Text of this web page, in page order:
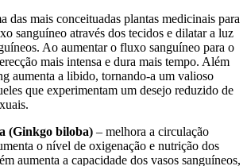
das mais conceituadas plantas medicinais para
sanguíneo através dos tecidos e dilatar a luz
Ao aumentar o fluxo sanguíneo para o
mais intensa e dura mais tempo. Além
aumenta a libido, tornando-a um valioso
que experimentam um desejo reduzido de
(Ginkgo biloba) – melhora a circulação
o nível de oxigenação e nutrição dos
aumenta a capacidade dos vasos sanguíneos,